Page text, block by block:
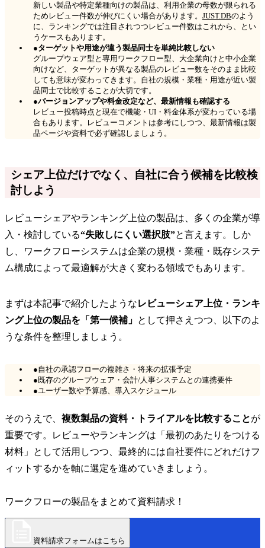
新しい製品や特定業種向けの製品は、利用企業の母数が限られる
ためレビュー件数が伸びにくい場合があります。 JUST.DBのよう
に、ランキングでは注目されつつレビュー件数はこれから、とい
うケースもあります。
●ターゲットや用途が違う製品同士を単純比較しない
グループウェア型と専用ワークフロー型、大企業向けと中小企業
向けなど、ターゲットが異なる製品のレビュー数をそのまま比較
しても意味が変わってきます。自社の規模・業種・用途が近い製
品同士で比較することが大切です。
●バージョンアップや料金改定など、最新情報も確認する
レビュー投稿時点と現在で機能・UI・料金体系が変わっている場
合もあります。レビューコメントは参考にしつつ、最新情報は製
品ページや資料で必ず確認しましょう。
シェア上位だけでなく、自社に合う候補を比較検
討しよう
レビューシェアやランキング上位の製品は、多くの企業が導
入・検討している“失敗しにくい選択肢”と言えます。しか
し、ワークフローシステムは企業の規模・業種・既存システ
ム構成によって最適解が大きく変わる領域でもあります。
まずは本記事で紹介したようなレビューシェア上位・ランキ
ング上位の製品を「第一候補」 として押さえつつ、以下のよ
うな条件を整理しましょう。
●自社の承認フローの複雑さ・将来の拡張予定
●既存のグループウェア・会計/人事システムとの連携要件
●ユーザー数や予算感、導入スケジュール
そのうえで、 複数製品の資料・トライアルを比較することが
重要です。レビューやランキングは「最初のあたりをつける
材料」として活用しつつ、最終的には自社要件にどれだけフ
ィットするかを軸に選定を進めていきましょう。
ワークフローの製品をまとめて資料請求！
資料請求フォームはこちら